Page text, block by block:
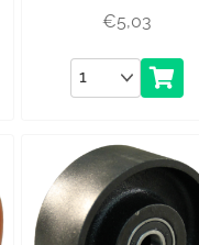
€5,03
Aantal